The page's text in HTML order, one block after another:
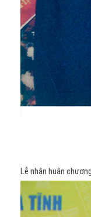
Lễ nhận huân